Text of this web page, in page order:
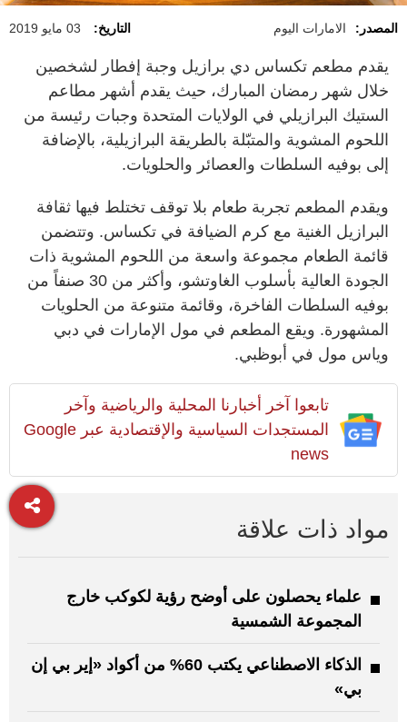
المصدر: الامارات اليوم التاريخ: 03 مايو 2019
يقدم مطعم تكساس دي برازيل وجبة إفطار لشخصين
خلال شهر رمضان المبارك، حيث يقدم أشهر مطاعم
الستيك البرازيلي في الولايات المتحدة وجبات رئيسة من
اللحوم المشوية والمتبّلة بالطريقة البرازيلية، بالإضافة
إلى بوفيه السلطات والعصائر والحلويات.
ويقدم المطعم تجربة طعام بلا توقف تختلط فيها ثقافة
البرازيل الغنية مع كرم الضيافة في تكساس. وتتضمن
قائمة الطعام مجموعة واسعة من اللحوم المشوية ذات
الجودة العالية بأسلوب الغاوتشو، وأكثر من 30 صنفاً من
بوفيه السلطات الفاخرة، وقائمة متنوعة من الحلويات
المشهورة. ويقع المطعم في مول الإمارات في دبي
وياس مول في أبوظبي.
تابعوا آخر أخبارنا المحلية والرياضية وآخر
المستجدات السياسية والإقتصادية عبر Google
news
مواد ذات علاقة
علماء يحصلون على أوضح رؤية لكوكب خارج
المجموعة الشمسية
الذكاء الاصطناعي يكتب 60% من أكواد «إير بي إن
بي»